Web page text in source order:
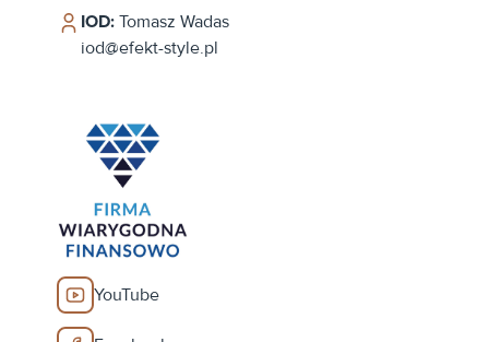
IOD: Tomasz Wadas
iod@efekt-style.pl
YouTube